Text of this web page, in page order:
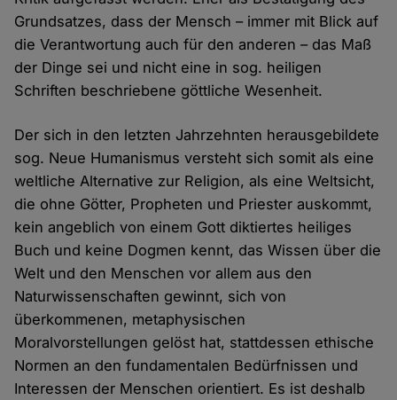
Grundsatzes, dass der Mensch – immer mit Blick auf
die Verantwortung auch für den anderen – das Maß
der Dinge sei und nicht eine in sog. heiligen
Schriften beschriebene göttliche Wesenheit.
Der sich in den letzten Jahrzehnten herausgebildete
sog. Neue Humanismus versteht sich somit als eine
weltliche Alternative zur Religion, als eine Weltsicht,
die ohne Götter, Propheten und Priester auskommt,
kein angeblich von einem Gott diktiertes heiliges
Buch und keine Dogmen kennt, das Wissen über die
Welt und den Menschen vor allem aus den
Naturwissenschaften gewinnt, sich von
überkommenen, metaphysischen
Moralvorstellungen gelöst hat, stattdessen ethische
Normen an den fundamentalen Bedürfnissen und
Interessen der Menschen orientiert. Es ist deshalb